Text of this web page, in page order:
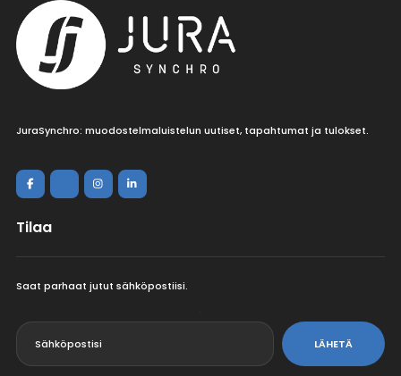
JuraSynchro: muodostelmaluistelun uutiset, tapahtumat ja tulokset.
Tilaa
Saat parhaat jutut sähköpostiisi.
LÄHETÄ